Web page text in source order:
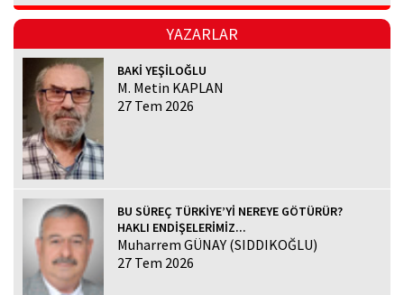
YAZARLAR
BAKİ YEŞİLOĞLU
M. Metin KAPLAN
27 Tem 2026
BU SÜREÇ TÜRKİYE’Yİ NEREYE GÖTÜRÜR?
HAKLI ENDİŞELERİMİZ...
Muharrem GÜNAY (SIDDIKOĞLU)
27 Tem 2026